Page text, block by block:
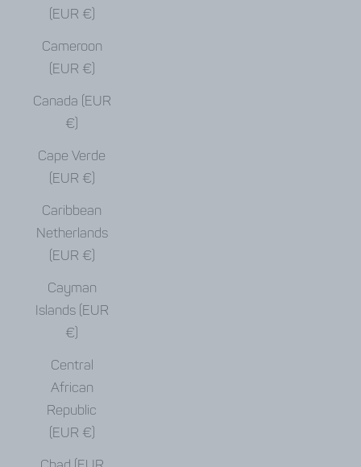
(EUR €)
Cameroon
(EUR €)
Canada (EUR
€)
Cape Verde
(EUR €)
Caribbean
Netherlands
(EUR €)
Cayman
Islands (EUR
€)
Central
African
Republic
(EUR €)